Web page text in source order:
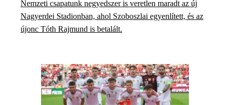
Nemzeti csapatunk negyedszer is veretlen maradt az új
Nagyerdei Stadionban, ahol Szoboszlai egyenlített, és az
újonc Tóth Rajmund is betalált.